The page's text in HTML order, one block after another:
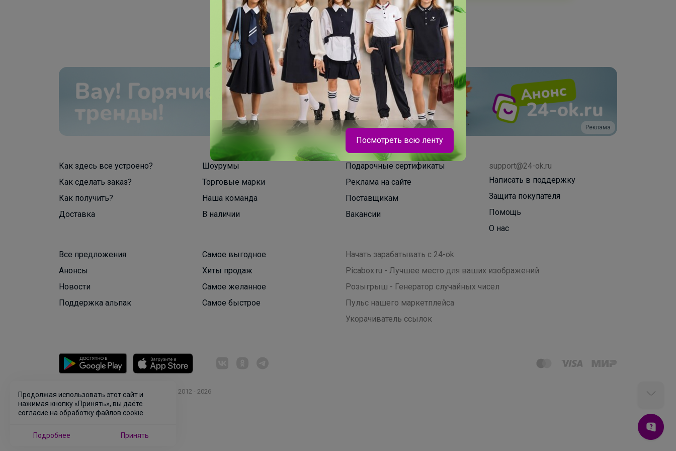
Реклама
Как здесь все устроено?
Как сделать заказ?
Как получить?
Доставка
Шоурумы
Торговые марки
Наша команда
В наличии
Подарочные сертификаты
Реклама на сайте
Поставщикам
Вакансии
support@24-ok.ru
Написать в поддержку
Защита покупателя
Помощь
О нас
Все предложения
Анонсы
Новости
Поддержка альпак
Самое выгодное
Хиты продаж
Самое желанное
Самое быстрое
Начать зарабатывать с 24-ok
Picabox.ru - Лучшее место для ваших изображений
Розыгрыш - Генератор случайных чисел
Пульс нашего маркетплейса
Укорачиватель ссылок
© ООО "Лявита", ОГРН 1122468054070, 2012 - 2026
Политика конфиденциальности
Cоглашение пользователя
Колготки и носочки CONTE напрямую с фабрики
Посмотреть всю ленту
Продолжая использовать этот сайт и
нажимая кнопку «Принять», вы даёте
согласие на обработку файлов cookie
Подробнее Принять